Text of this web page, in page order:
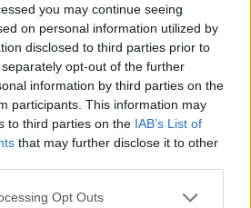
you may continue seeing
on personal information utilized by
disclosed to third parties prior to
opt-out of the further
information by third parties on the
participants. This information may
to third parties on the IAB’s List of
that may further disclose it to other
app uses one or more Google
Opt Outs